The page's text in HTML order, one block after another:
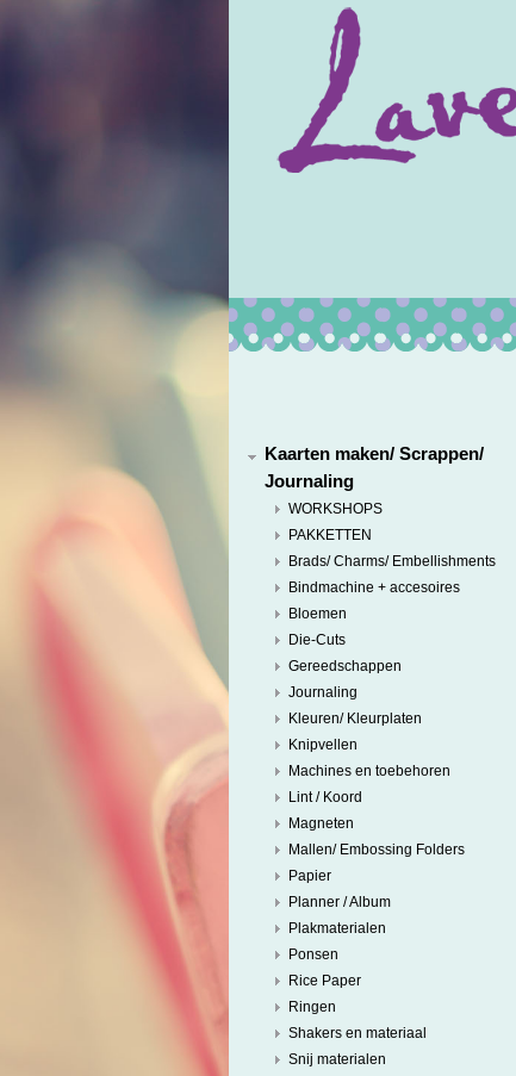
Kaarten maken/ Scrappen/
Journaling
WORKSHOPS
PAKKETTEN
Brads/ Charms/ Embellishments
Bindmachine + accesoires
Bloemen
Die-Cuts
Gereedschappen
Journaling
Kleuren/ Kleurplaten
Knipvellen
Machines en toebehoren
Lint / Koord
Magneten
Mallen/ Embossing Folders
Papier
Planner / Album
Plakmaterialen
Ponsen
Rice Paper
Ringen
Shakers en materiaal
Snij materialen